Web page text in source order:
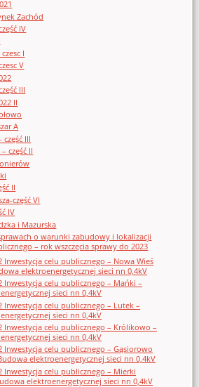
Zachód
IV
I
V
III
II
A
część III
część II
II
część VI
IV
i Mazurska
o warunki zabudowy i lokalizacji
– rok wszczęcia sprawy do 2023
Inwestycja celu publicznego – Nowa Wieś
elektroenergetycznej sieci nn 0,4kV
Inwestycja celu publicznego – Mańki –
sieci nn 0,4kV
Inwestycja celu publicznego – Lutek –
sieci nn 0,4kV
Inwestycja celu publicznego – Królikowo –
sieci nn 0,4kV
Inwestycja celu publicznego – Gąsiorowo
elektroenergetycznej sieci nn 0,4kV
Inwestycja celu publicznego – Mierki
elektroenergetycznej sieci nn 0,4kV